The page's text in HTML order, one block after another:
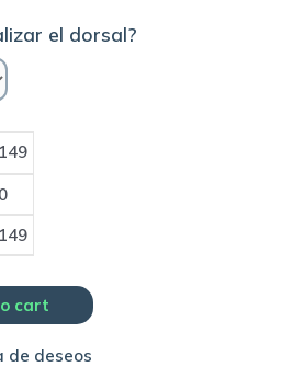
el dorsal?
cart
de deseos